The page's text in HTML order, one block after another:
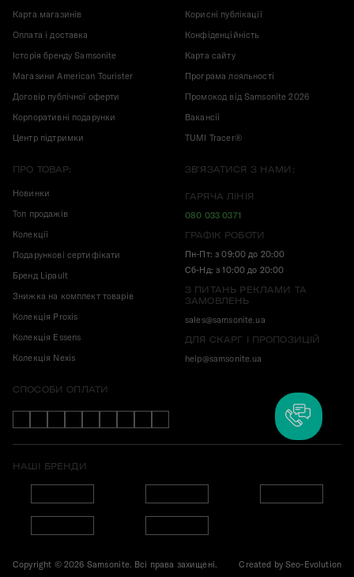
Карта магазинів
Оплата і доставка
Історія бренду Samsonite
Магазини American Tourister
Договір публічної оферти
Корпоративні подарунки
Центр підтримки
Корисні публікації
Конфіденційність
Карта сайту
Програма лояльності
Промокод від Samsonite 2026
Вакансії
TUMI Tracer®
ПРО ТОВАР:
Новинки
Топ продажів
Колекції
Подарункові сертифікати
Бренд Lipault
Знижка на комплект товарів
Колекція Proxis
Колекція Essens
Колекція Nexis
ЗВ'ЯЗАТИСЯ З НАМИ:
ГАРЯЧА ЛІНІЯ
080 033 0371
ГРАФІК РОБОТИ
Пн-Пт: з 09:00 до 20:00
Сб-Нд: з 10:00 до 20:00
З ПИТАНЬ РЕКЛАМИ ТА
ЗАМОВЛЕНЬ
sales@samsonite.ua
ДЛЯ СКАРГ І ПРОПОЗИЦІЙ
help@samsonite.ua
СПОСОБИ ОПЛАТИ
НАШІ БРЕНДИ
Copyright © 2026 Samsonite. Всі права захищені. Created bySeo-Evolution